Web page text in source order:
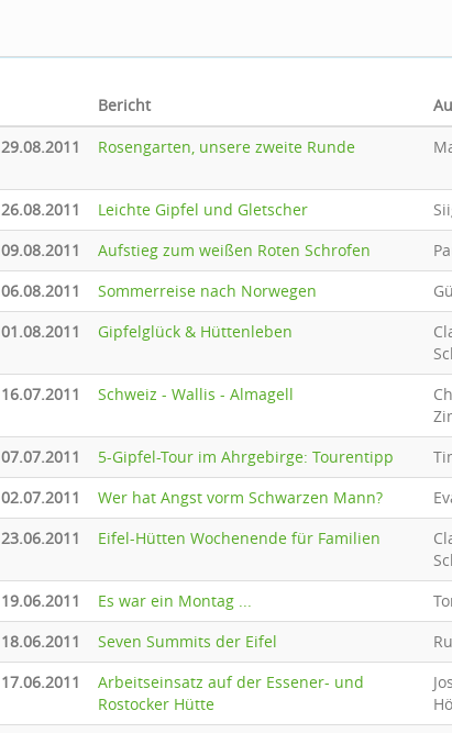
Bericht
29.08.2011
Rosengarten, unsere zweite Runde
26.08.2011
Leichte Gipfel und Gletscher
09.08.2011
Aufstieg zum weißen Roten Schrofen
06.08.2011
Sommerreise nach Norwegen
01.08.2011
Gipfelglück & Hüttenleben
16.07.2011 Schweiz - Wallis - Almagell
07.07.2011 5-Gipfel-Tour im Ahrgebirge: Tourentipp
02.07.2011
Wer hat Angst vorm Schwarzen Mann?
23.06.2011
Eifel-Hütten Wochenende für Familien
19.06.2011 Es war ein Montag ...
18.06.2011
Seven Summits der Eifel
17.06.2011
Arbeitseinsatz auf der Essener- und
Rostocker Hütte